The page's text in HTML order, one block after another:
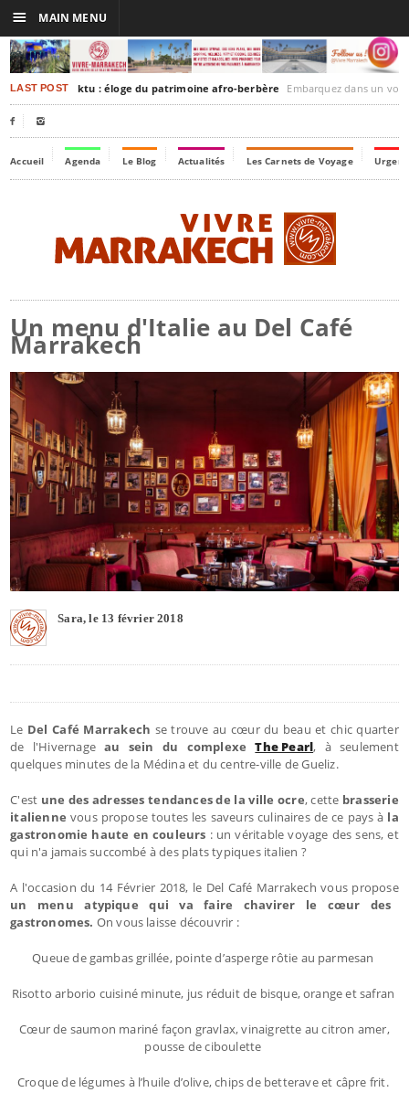
LAST POSTTimbuktu : éloge du patrimoine afro-berbère Embarquez dans un voyage culturel dans le
 
Accueil Agenda Le Blog Actualités Les Carnets de Voyage
Un menu d'Italie au Del Café
Marrakech
Sara, le 13 février 2018
Le Del Café Marrakech se trouve au cœur du beau et chic quarter
de l'Hivernageau sein du complexeThe Pearl, à seulement
quelques minutes de la Médina et du centre-ville de Gueliz.
C'est une des adresses tendances de la ville ocre, cette brasserie
italienne vous propose toutes les saveurs culinaires de ce pays à la
gastronomie haute en couleurs : un véritable voyage des sens, et
qui n'a jamais succombé à des plats typiques italien ?
A l'occasion du 14 Février 2018, le Del Café Marrakech vous propose
un menu atypique qui va faire chavirer le cœur des
gastronomes. On vous laisse découvrir :
Queue de gambas grillée, pointe d’asperge rôtie au parmesan
Risotto arborio cuisiné minute, jus réduit de bisque, orange et safran
Cœur de saumon mariné façon gravlax, vinaigrette au citron amer,
pousse de ciboulette
Croque de légumes à l’huile d’olive, chips de betterave et câpre frit.
☰ MAIN MENU